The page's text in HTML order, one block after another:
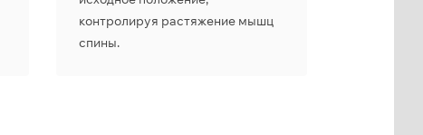
контролируя растяжение мышц
спины.